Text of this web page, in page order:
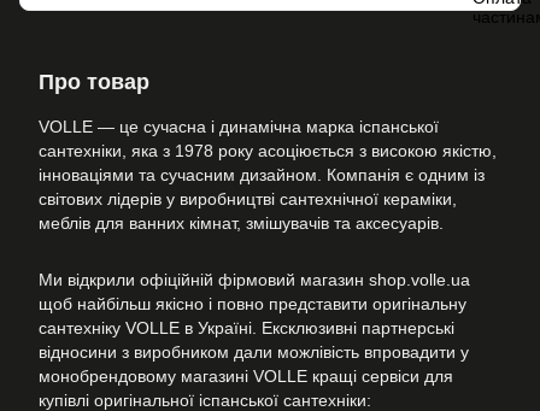
Про товар
VOLLE — це сучасна і динамічна марка іспанської
сантехніки, яка з 1978 року асоціюється з високою якістю,
інноваціями та сучасним дизайном. Компанія є одним із
світових лідерів у виробництві сантехнічної кераміки,
меблів для ванних кімнат, змішувачів та аксесуарів.
Ми відкрили офіційній фірмовий магазин shop.volle.ua
щоб найбільш якісно і повно представити оригінальну
сантехніку VOLLE в Україні. Ексклюзивні партнерські
відносини з виробником дали можлівість впровадити у
монобрендовому магазині VOLLE кращі сервіси для
купівлі оригінальної іспанської сантехніки: